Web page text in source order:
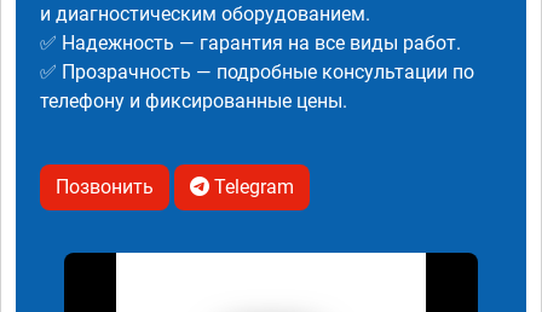
и диагностическим оборудованием.
✅ Надежность — гарантия на все виды работ.
✅ Прозрачность — подробные консультации по
телефону и фиксированные цены.
Позвонить Telegram